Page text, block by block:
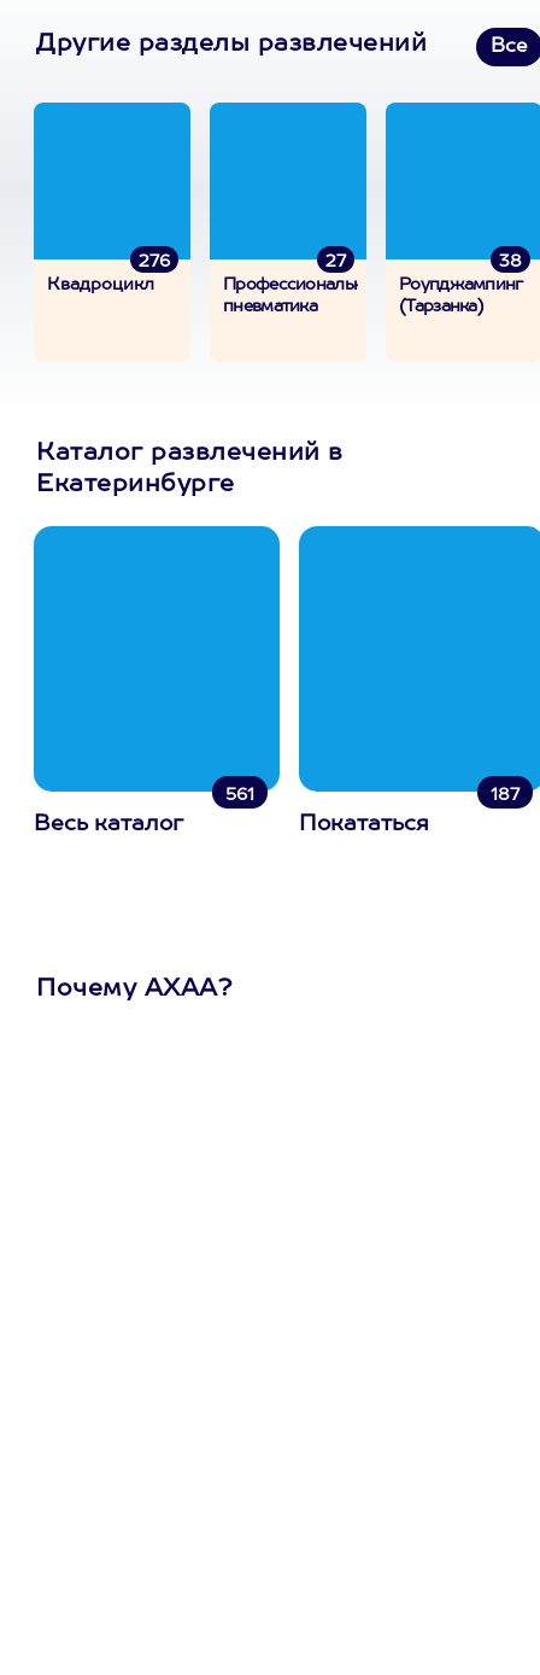
Другие разделы развлечений Все
276
Квадроцикл
27
Профессиональная
пневматика
38
Роупджампинг
(Тарзанка)
Каталог развлечений в
Екатеринбурге
561
Весь каталог
187
Покататься
Почему АХАА?